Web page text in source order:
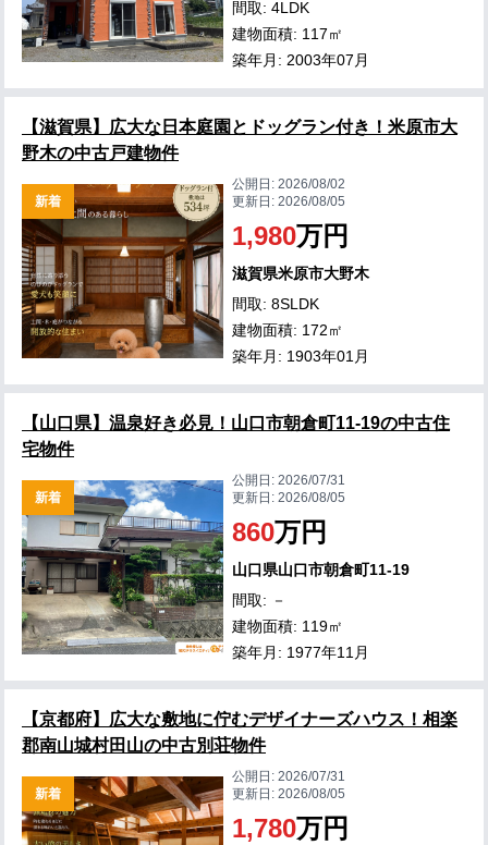
間取: 4LDK
建物面積: 117㎡
築年月: 2003年07月
【滋賀県】広大な日本庭園とドッグラン付き！米原市大
野木の中古戸建物件
新着
公開日:2026/08/02
更新日:2026/08/05
1,980万円
滋賀県米原市大野木
間取: 8SLDK
建物面積: 172㎡
築年月: 1903年01月
【山口県】温泉好き必見！山口市朝倉町11-19の中古住
宅物件
新着
公開日:2026/07/31
更新日:2026/08/05
860万円
山口県山口市朝倉町11-19
間取: －
建物面積: 119㎡
築年月: 1977年11月
【京都府】広大な敷地に佇むデザイナーズハウス！相楽
郡南山城村田山の中古別荘物件
新着
公開日:2026/07/31
更新日:2026/08/05
1,780万円